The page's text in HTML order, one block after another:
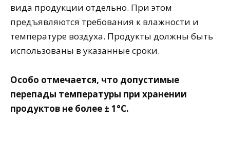
вида продукции отдельно. При этом
предъявляются требования к влажности и
температуре воздуха. Продукты должны быть
использованы в указанные сроки.
Особо отмечается, что допустимые
перепады температуры при хранении
продуктов не более ± 1°C.